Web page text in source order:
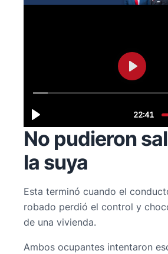
No pudieron
la suya
Esta terminó cuando el
robado perdió el control y
de una vivienda.
Ambos ocupantes intentaron